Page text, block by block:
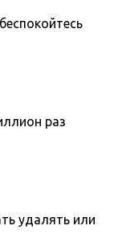
раз
удалять или